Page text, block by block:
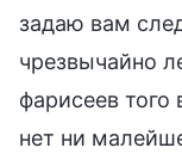
задаю вам
чрезвычайно
фарисеев того
нет ни